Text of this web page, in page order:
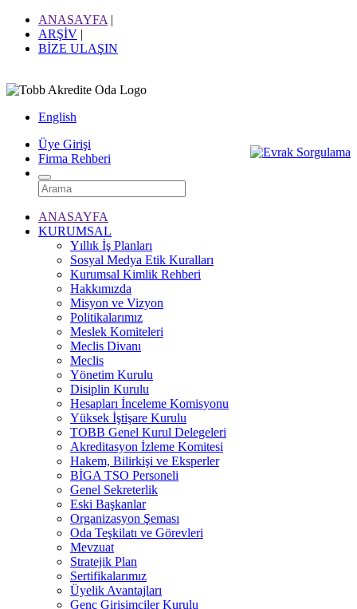
ANASAYFA |
ARŞİV |
BİZE ULAŞIN
English
Üye Girişi
Firma Rehberi
ANASAYFA
KURUMSAL
Yıllık İş Planları
Sosyal Medya Etik Kuralları
Kurumsal Kimlik Rehberi
Hakkımızda
Misyon ve Vizyon
Politikalarımız
Meslek Komiteleri
Meclis Divanı
Meclis
Yönetim Kurulu
Disiplin Kurulu
Hesapları İnceleme Komisyonu
Yüksek İştişare Kurulu
TOBB Genel Kurul Delegeleri
Akreditasyon İzleme Komitesi
Hakem, Bilirkişi ve Eksperler
BİGA TSO Personeli
Genel Sekreterlik
Eski Başkanlar
Organizasyon Şeması
Oda Teşkilatı ve Görevleri
Mevzuat
Stratejik Plan
Sertifikalarımız
Üyelik Avantajları
Genç Girişimciler Kurulu